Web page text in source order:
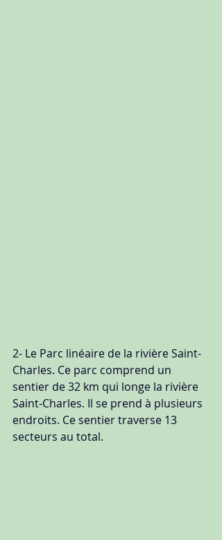
2- Le Parc linéaire de la rivière Saint-
Charles. Ce parc comprend un
sentier de 32 km qui longe la rivière
Saint-Charles. Il se prend à plusieurs
endroits. Ce sentier traverse 13
secteurs au total.